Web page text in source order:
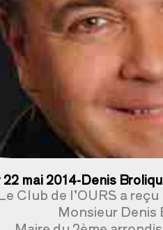
mai 2014-Denis
Club de l’OURS a
Monsieur Denis